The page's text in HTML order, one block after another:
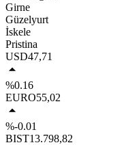
Girne
Güzelyurt
İskele
Pristina
USD47,71
%0.16
EURO55,02
%-0.01
BIST13.798,82